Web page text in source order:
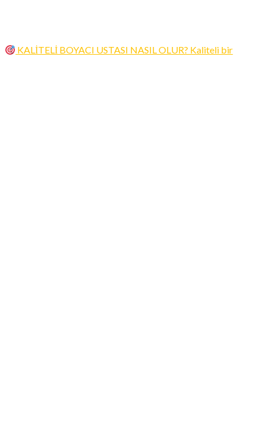
KALİTELİ BOYACI USTASI NASIL OLUR? Kaliteli bir